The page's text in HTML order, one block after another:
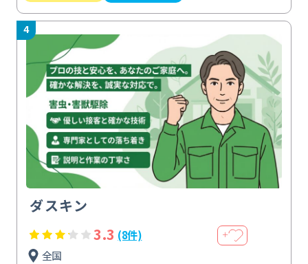
4
ダスキン
3.3 (8件) ＋
全国